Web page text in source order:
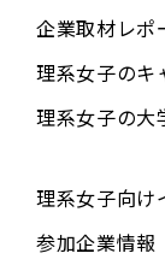
企業取材レポ
理系女子のキ
理系女子の大
理系女子向け
参加企業情報